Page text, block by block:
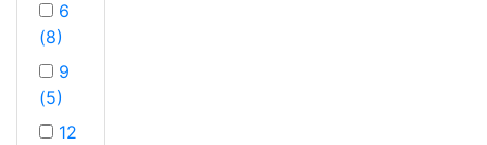
6
(8)
9
(5)
12